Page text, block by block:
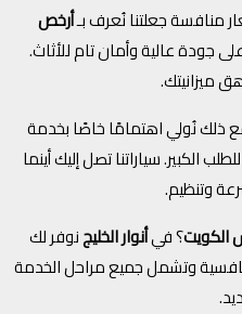
منافسة جعلتنا نُعرف بـأرخص
جودة عالية وأمان تام للأثاث.
ميزانيتك.
نُولي اهتمامًا خاصًا بخدمة
الكبير. سياراتنا تصل إليك أينما
وتنظيم.
؟ فيأنوار الخليجنوفر لك
وتشمل جميع مراحل الخدمة